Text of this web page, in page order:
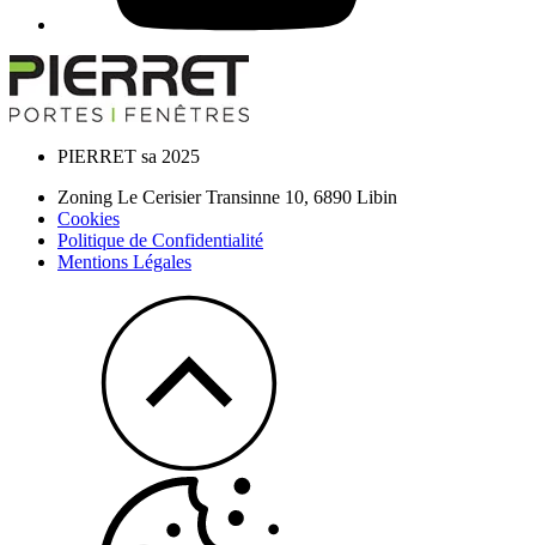
PIERRET sa 2025
Zoning Le Cerisier Transinne 10, 6890 Libin
Cookies
Politique de Confidentialité
Mentions Légales